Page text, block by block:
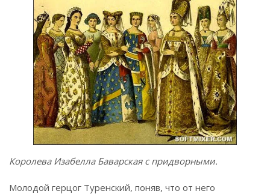
Королева Изабелла Баварская с придворными.
Молодой герцог Туренский, поняв, что от него